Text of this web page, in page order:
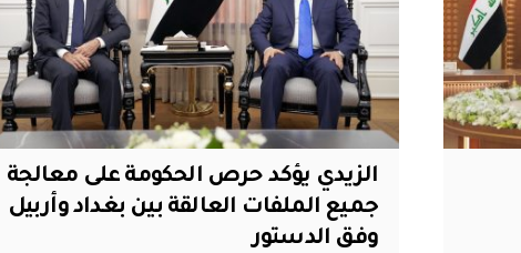
الزيدي يؤكد حرص الحكومة على معالجة
جميع الملفات العالقة بين بغداد وأربيل
وفق الدستور